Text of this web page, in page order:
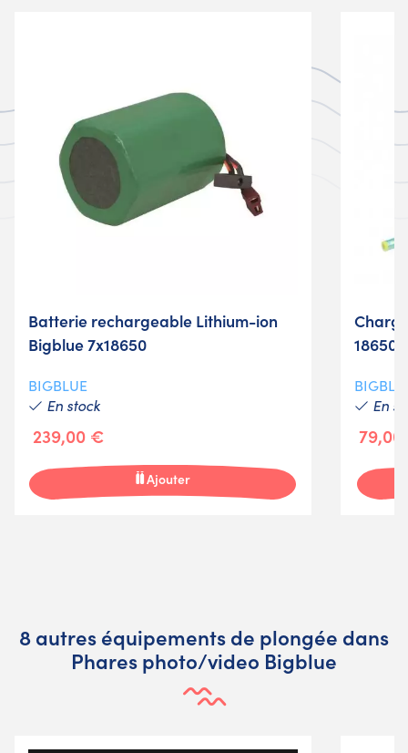
Batterie rechargeable Lithium-ion
Bigblue 7x18650
BIGBLUE
En stock
239,00 €
Ajouter
En
8 autres équipements de plongée dans
Phares photo/video Bigblue